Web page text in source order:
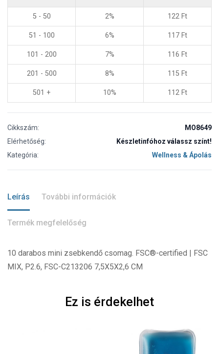
5 - 50 2% 122 Ft
51 - 100 6% 117 Ft
101 - 200 7% 116 Ft
201 - 500 8% 115 Ft
501 + 10% 112 Ft
Cikkszám:
MO8649
Elérhetőség:
Készletinfóhoz válassz színt!
Kategória:
Wellness & Ápolás
Leírás További információk
Termék megfelelőség
10 darabos mini zsebkendő csomag. FSC®-certified | FSC
MIX, P2.6, FSC-C213206 7,5X5X2,6 CM
Ez is érdekelhet